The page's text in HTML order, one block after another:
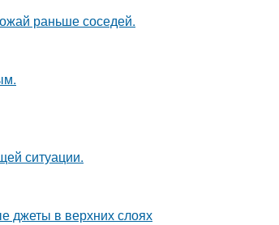
раньше соседей.
ситуации.
джеты в верхних слоях